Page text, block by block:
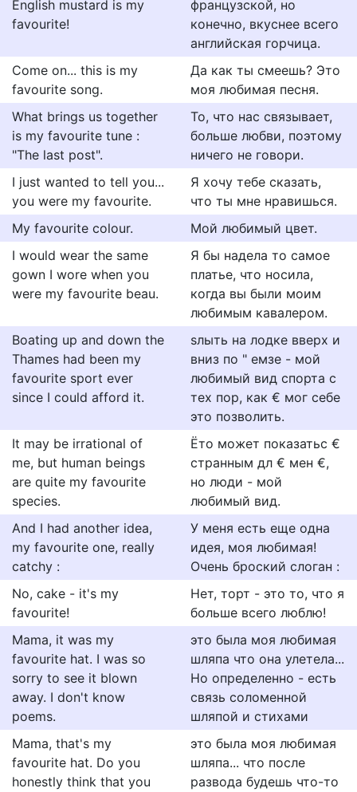
English mustard is my
favourite!
французской, но
конечно, вкуснее всего
английская горчица.
Come on... this is my
favourite song.
Да как ты смеешь? Это
моя любимая песня.
What brings us together
is my favourite tune :
"The last post".
То, что нас связывает,
больше любви, поэтому
ничего не говори.
I just wanted to tell you...
you were my favourite.
Я хочу тебе сказать,
что ты мне нравишься.
My favourite colour.
Мой любимый цвет.
I would wear the same
gown I wore when you
were my favourite beau.
Я бы надела то самое
платье, что носила,
когда вы были моим
любимым кавалером.
Boating up and down the
Thames had been my
favourite sport ever
since I could afford it.
ѕлыть на лодке вверх и
вниз по " емзе - мой
любимый вид спорта с
тех пор, как € мог себе
это позволить.
It may be irrational of
me, but human beings
are quite my favourite
species.
Ёто может показатьс €
странным дл € мен €,
но люди - мой
любимый вид.
And I had another idea,
my favourite one, really
catchy :
У меня есть еще одна
идея, моя любимая!
Очень броский слоган :
No, cake - it's my
favourite!
Нет, торт - это то, что я
больше всего люблю!
Mama, it was my
favourite hat. I was so
sorry to see it blown
away. I don't know
poems.
это была моя любимая
шляпа что она улетела...
Но определенно - есть
связь соломенной
шляпой и стихами
Mama, that's my
favourite hat. Do you
honestly think that you
это была моя любимая
шляпа... что после
развода будешь что-то